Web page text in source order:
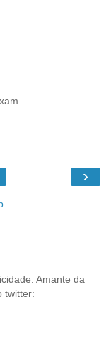
›
Amante da
twitter: